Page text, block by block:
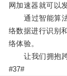
网加速器就可以
通过智能算法
络数据进行识别
络体验。
让我们拥抱跨
#37#